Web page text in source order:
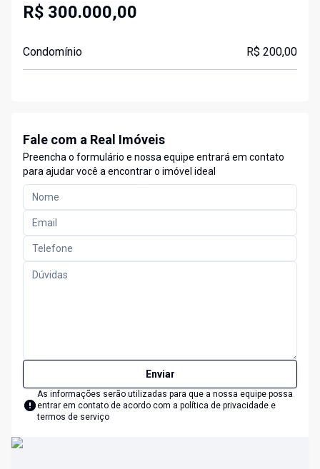
R$ 300.000,00
Condomínio R$ 200,00
Fale com a Real Imóveis
Preencha o formulário e nossa equipe entrará em contato
para ajudar você a encontrar o imóvel ideal
Enviar
As informações serão utilizadas para que a nossa equipe possa
entrar em contato de acordo com a política de privacidade e
termos de serviço